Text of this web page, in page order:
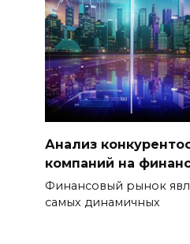
Анализ
компаний на
Финансовый рынок
самых динамичных